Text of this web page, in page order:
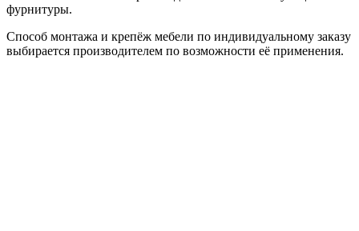
фурнитуры.
Способ монтажа и крепёж мебели по индивидуальному заказу
выбирается производителем по возможности её применения.